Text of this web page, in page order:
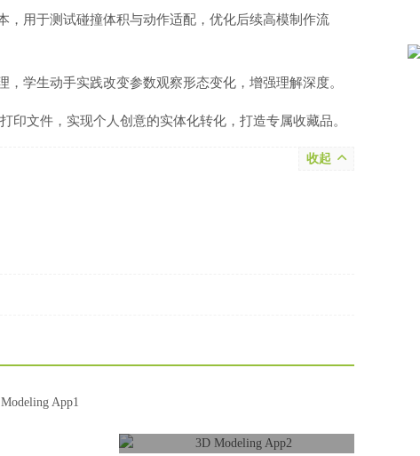
，用于测试碰撞体积与动作适配，优化后续高模制作流
学生动手实践改变参数观察形态变化，增强理解深度。
印文件，实现个人创意的实体化转化，打造专属收藏品。
收起